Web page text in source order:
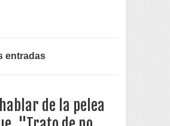
entradas
de la pelea